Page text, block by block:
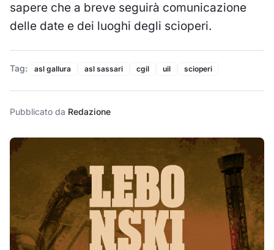
sapere che a breve seguirà comunicazione
delle date e dei luoghi degli scioperi.
Tag: asl gallura asl sassari cgil uil scioperi
Pubblicato da Redazione